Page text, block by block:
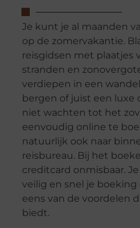
Je kunt je al maanden
op de zomervakantie.
reisgidsen met
stranden en
verdiepen in een
bergen of juist een luxe
niet wachten tot het
eenvoudig online te
natuurlijk ook naar
reisbureau. Bij het
creditcard onmisbaar.
veilig en snel je
eens van de voordelen
biedt.